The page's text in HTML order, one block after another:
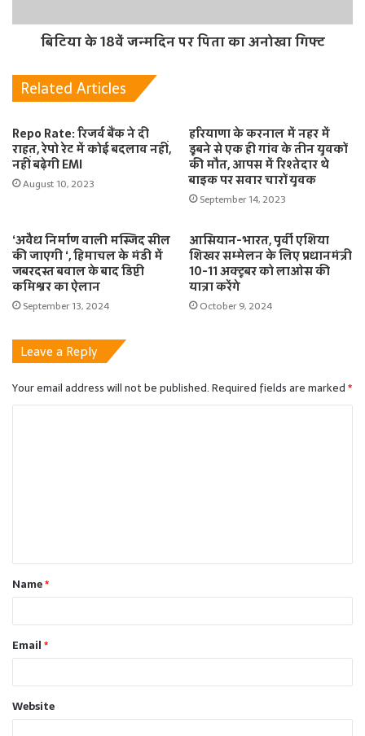
बिटिया के 18वें जन्मदिन पर पिता का अनोखा गिफ्ट
Related Articles
Repo Rate: रिजर्व बैंक ने दी
राहत, रेपो रेट में कोई बदलाव नहीं,
नहीं बढ़ेगी EMI
August 10, 2023
हरियाणा के करनाल में नहर में
डूबने से एक ही गांव के तीन युवकों
की मौत, आपस में रिश्तेदार थे
बाइक पर सवार चारों युवक
September 14, 2023
‘अवैध निर्माण वाली मस्जिद सील
की जाएगी ‘, हिमाचल के मंडी में
जबरदस्त बवाल के बाद डिप्टी
कमिश्नर का ऐलान
September 13, 2024
आसियान-भारत, पूर्वी एशिया
शिखर सम्मेलन के लिए प्रधानमंत्री
10-11 अक्टूबर को लाओस की
यात्रा करेंगे
October 9, 2024
Leave a Reply
Your email address will not be published.Required fields are marked*
t
*Name*
Email*
Website